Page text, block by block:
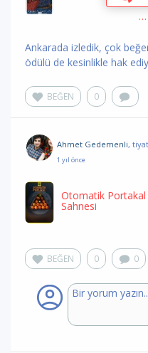
Ankarada izledik, çok
ödülü de kesinlikle hak
BEĞEN 0
Ahmet Gedemenli,
1 yıl önce
Otomatik Portakal
Sahnesi
BEĞEN 0 0